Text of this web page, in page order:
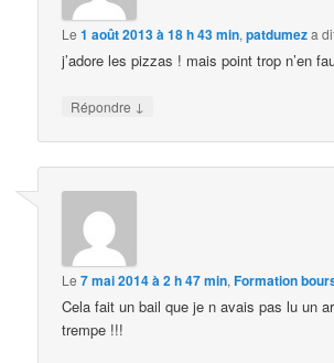
Le1 août 2013 à 18 h 43 min,patdumeza
j’adore les pizzas ! mais point trop n’en
Répondre ↓
Le7 mai 2014 à 2 h 47 min,Formation
Cela fait un bail que je n avais pas lu un
trempe !!!